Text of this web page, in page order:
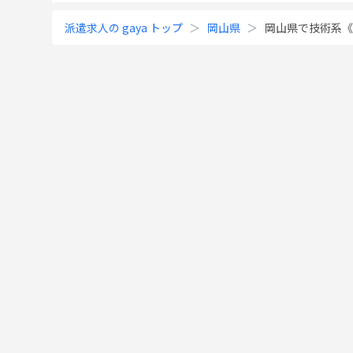
派遣求人の gaya トップ 岡山県 岡山県で技術系